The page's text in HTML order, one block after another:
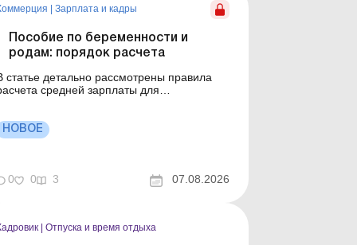
Зарплата и кадры
Пособие по беременности и
родам: порядок расчета
статье детально рассмотрены правила
средней зарплаты для
Как определить расчетный период
для декретных, если сотрудница работает
НОВОЕ
0 0 3 07.08.2026
| Отпуска и время отдыха